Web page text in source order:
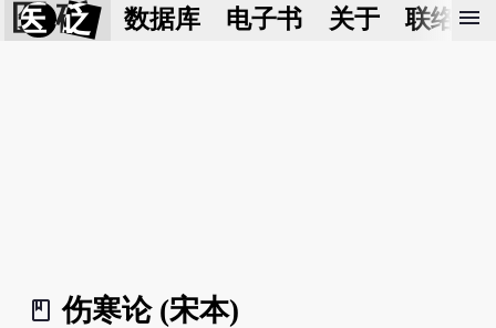
医 砭 数据库 电子书 关于 联络我
menu
book_2
伤寒论 (宋本)